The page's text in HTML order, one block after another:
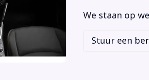
We staan op
Stuur een